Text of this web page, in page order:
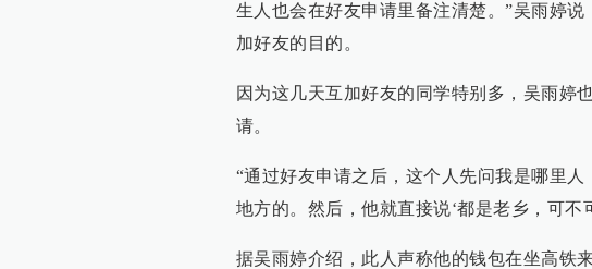
生人也会在好友申请里备注清楚。”吴雨婷
加好友的目的。
因为这几天互加好友的同学特别多，吴雨婷
请。
“通过好友申请之后，这个人先问我是哪里
地方的。然后，他就直接说‘都是老乡，可不
据吴雨婷介绍，此人声称他的钱包在坐高铁